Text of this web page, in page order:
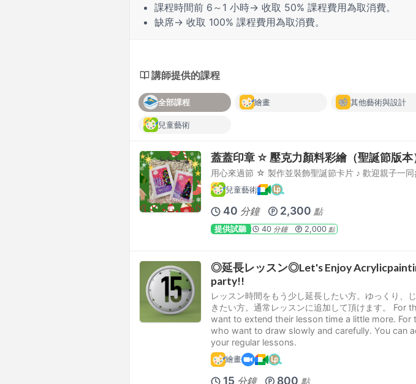
課程時間前 6～1 小時→ 收取 50% 課程費用為取消費。
缺席→ 收取 100% 課程費用為取消費。
講師提供的課程
全部課程 繪畫 其他藝術與設計
兒童藝術
蓋蓋印章 ☆ 壓克力顏料彩繪（聖誕節版本
用心來過節 ☆ 製作並裝飾聖誕節卡片 ♪ 歡迎親子一
兒童藝術
40 分鐘 2,300 點
提供試聽 40 分鐘 2,000點
◎延長レッスン◎Let's Enjoy
party!!
レッスン時間をもう少し延長したい方。ゆっくり、
きたい方。通常レッスンに追加して頂けます。 For
want to extend their lesson time a little more. For
who want to draw slowly and carefully. You can
your regular lessons.
繪畫
15 分鐘 800 點